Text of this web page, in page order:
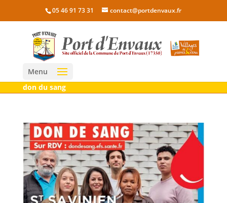
05 46 91 73 31 contact@portdenvaux.fr
Menu
don du sang